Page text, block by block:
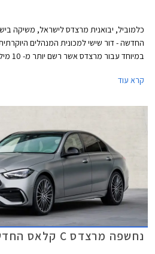
החדשה - דור שישי למכונית המנהלים
קרא עוד
נחשפה מרצדס C קלאס החדשה 2021